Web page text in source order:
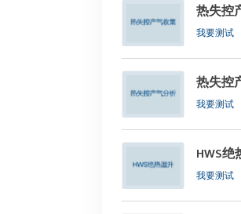
热失控
我要测试
热失控
我要测试
HWS
我要测试